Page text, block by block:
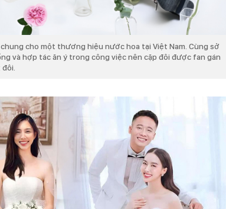
cho một thương hiệu nước hoa tại Việt Nam. Cùng sở
và hợp tác ăn ý trong công việc nên cặp đôi được fan gán